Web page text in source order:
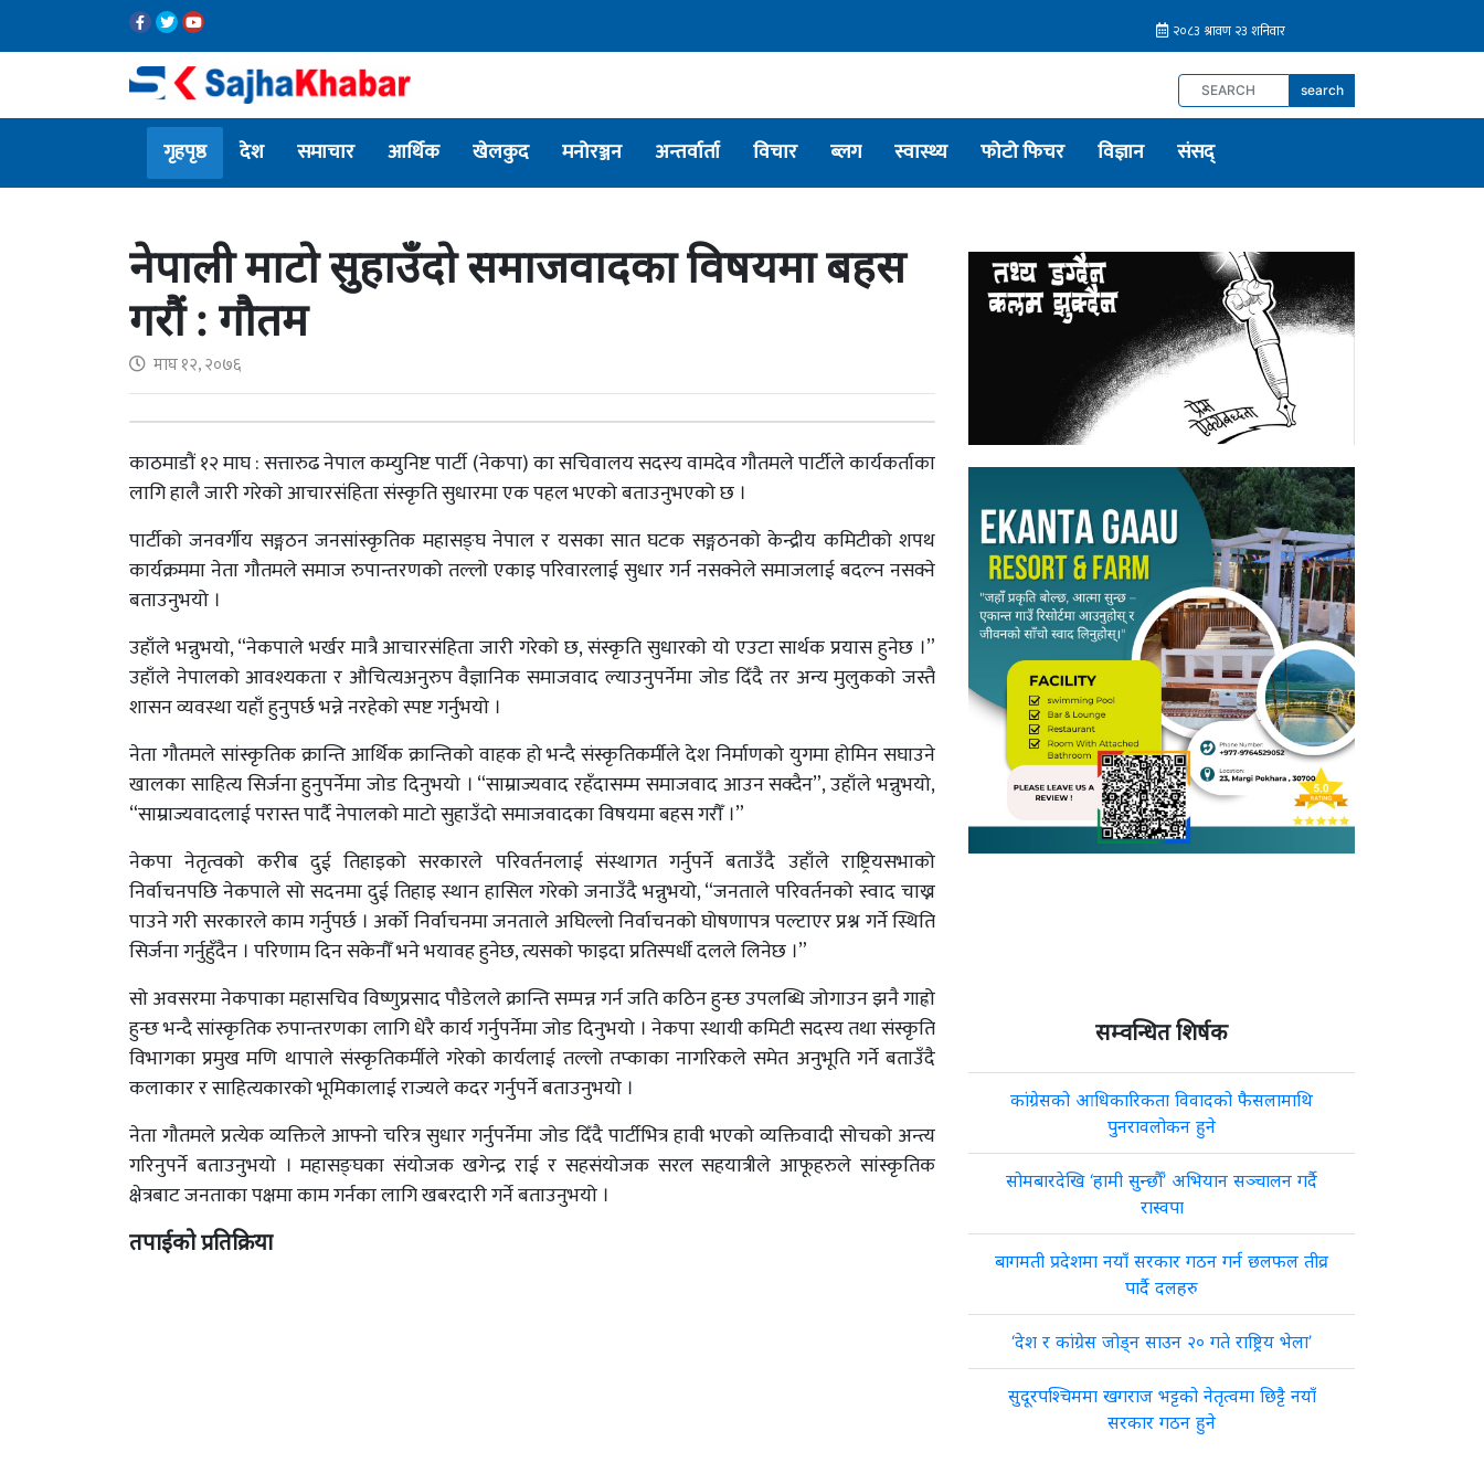
search
गृहपृष्ठ देश समाचार आर्थिक खेलकुद मनोरञ्जन अन्तर्वार्ता विचार ब्लग स्वास्थ्य फोटो फिचर विज्ञान संसद्
नेपाली माटो सुहाउँदो समाजवादका विषयमा बहस
गरौं : गौतम
माघ १२, २०७६
काठमाडौं १२ माघ : सत्तारुढ नेपाल कम्युनिष्ट पार्टी (नेकपा) का सचिवालय सदस्य वामदेव गौतमले पार्टीले कार्यकर्ताका
लागि हालै जारी गरेको आचारसंहिता संस्कृति सुधारमा एक पहल भएको बताउनुभएको छ ।
पार्टीको जनवर्गीय सङ्गठन जनसांस्कृतिक महासङ्घ नेपाल र यसका सात घटक सङ्गठनको केन्द्रीय कमिटीको शपथ
कार्यक्रममा नेता गौतमले समाज रुपान्तरणको तल्लो एकाइ परिवारलाई सुधार गर्न नसक्नेले समाजलाई बदल्न नसक्ने
बताउनुभयो ।
उहाँले भन्नुभयो, “नेकपाले भर्खर मात्रै आचारसंहिता जारी गरेको छ, संस्कृति सुधारको यो एउटा सार्थक प्रयास हुनेछ ।”
उहाँले नेपालको आवश्यकता र औचित्यअनुरुप वैज्ञानिक समाजवाद ल्याउनुपर्नेमा जोड दिँदै तर अन्य मुलुकको जस्तै
शासन व्यवस्था यहाँ हुनुपर्छ भन्ने नरहेको स्पष्ट गर्नुभयो ।
नेता गौतमले सांस्कृतिक क्रान्ति आर्थिक क्रान्तिको वाहक हो भन्दै संस्कृतिकर्मीले देश निर्माणको युगमा होमिन सघाउने
खालका साहित्य सिर्जना हुनुपर्नेमा जोड दिनुभयो । “साम्राज्यवाद रहँदासम्म समाजवाद आउन सक्दैन”, उहाँले भन्नुभयो,
“साम्राज्यवादलाई परास्त पार्दै नेपालको माटो सुहाउँदो समाजवादका विषयमा बहस गरौँ ।”
नेकपा नेतृत्वको करीब दुई तिहाइको सरकारले परिवर्तनलाई संस्थागत गर्नुपर्ने बताउँदै उहाँले राष्ट्रियसभाको
निर्वाचनपछि नेकपाले सो सदनमा दुई तिहाइ स्थान हासिल गरेको जनाउँदै भन्नुभयो, “जनताले परिवर्तनको स्वाद चाख्न
पाउने गरी सरकारले काम गर्नुपर्छ । अर्को निर्वाचनमा जनताले अघिल्लो निर्वाचनको घोषणापत्र पल्टाएर प्रश्न गर्ने स्थिति
सिर्जना गर्नुहुँदैन । परिणाम दिन सकेनौँ भने भयावह हुनेछ, त्यसको फाइदा प्रतिस्पर्धी दलले लिनेछ ।”
सो अवसरमा नेकपाका महासचिव विष्णुप्रसाद पौडेलले क्रान्ति सम्पन्न गर्न जति कठिन हुन्छ उपलब्धि जोगाउन झनै गाह्रो
हुन्छ भन्दै सांस्कृतिक रुपान्तरणका लागि धेरै कार्य गर्नुपर्नेमा जोड दिनुभयो । नेकपा स्थायी कमिटी सदस्य तथा संस्कृति
विभागका प्रमुख मणि थापाले संस्कृतिकर्मीले गरेको कार्यलाई तल्लो तप्काका नागरिकले समेत अनुभूति गर्ने बताउँदै
कलाकार र साहित्यकारको भूमिकालाई राज्यले कदर गर्नुपर्ने बताउनुभयो ।
नेता गौतमले प्रत्येक व्यक्तिले आफ्नो चरित्र सुधार गर्नुपर्नेमा जोड दिँदै पार्टीभित्र हावी भएको व्यक्तिवादी सोचको अन्त्य
गरिनुपर्ने बताउनुभयो । महासङ्घका संयोजक खगेन्द्र राई र सहसंयोजक सरल सहयात्रीले आफूहरुले सांस्कृतिक
क्षेत्रबाट जनताका पक्षमा काम गर्नका लागि खबरदारी गर्ने बताउनुभयो ।
तपाईको प्रतिक्रिया
सम्वन्धित शिर्षक
कांग्रेसको आधिकारिकता विवादको फैसलामाथि
पुनरावलोकन हुने
सोमबारदेखि ‘हामी सुन्छौँ’ अभियान सञ्चालन गर्दै
रास्वपा
बागमती प्रदेशमा नयाँ सरकार गठन गर्न छलफल तीव्र
पार्दै दलहरु
‘देश र कांग्रेस जोड्न साउन २० गते राष्ट्रिय भेला’
सुदूरपश्चिममा खगराज भट्टको नेतृत्वमा छिट्टै नयाँ
सरकार गठन हुने